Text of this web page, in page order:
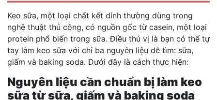
Keo sữa, một loại chất kết dính thường dùng trong
nghệ thuật thủ công, có nguồn gốc từ casein, một loại
protein phổ biến trong sữa. Điều thú vị là bạn có thể tự
tay làm keo sữa với chỉ ba nguyên liệu dễ tìm: sữa,
giấm và baking soda. Dưới đây là cách thực hiện:
Nguyên liệu cần chuẩn bị làm keo
sữa từ sữa, giấm và baking soda